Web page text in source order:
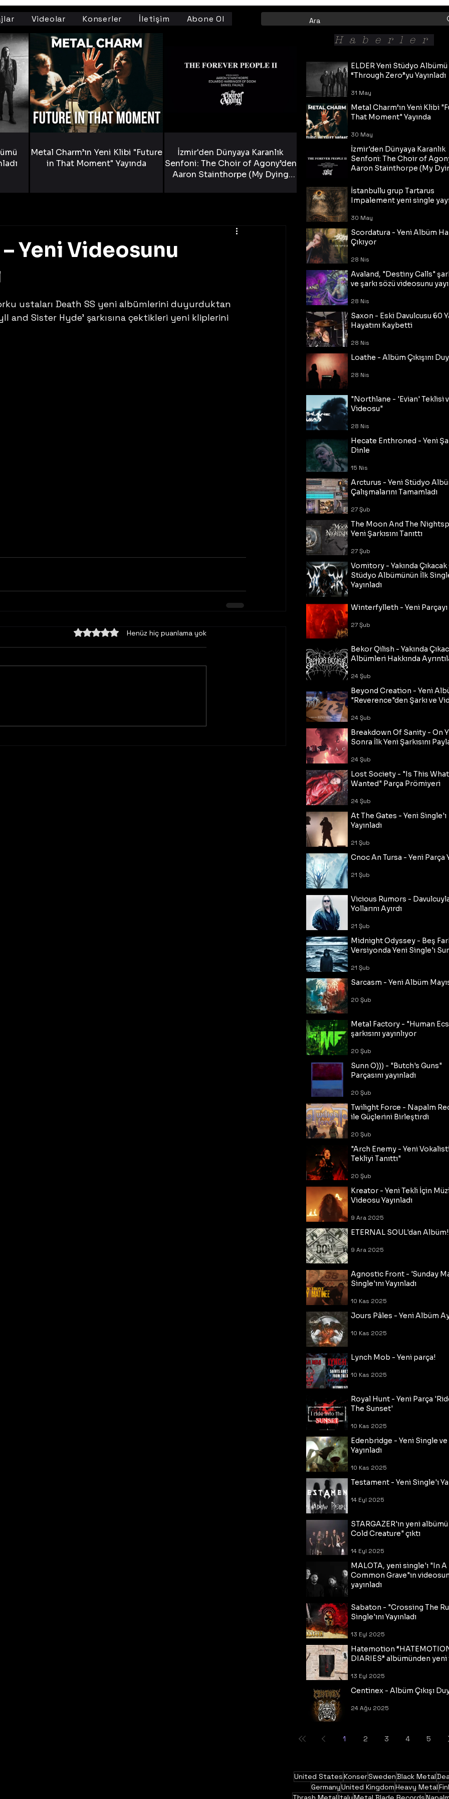
Videolar Konserler İletişim Abone Ol
– Yeni Videosunu
ustaları Death SS yeni albümlerini duyurduktan
and Sister Hyde’ şarkısına çektikleri yeni kliplerini
5 üzerinden 0 yıldızHenüz hiç puanlama yok
Metal Charm’ın Yeni Klibi "Future
in That Moment" Yayında
İzmir'den Dünyaya Karanlık
Senfoni: The Choir of Agony’den
Aaron Stainthorpe (My Dying
ELDER Yeni Stüdyo Albümü
“Through Zero”yu Yayınladı
31 May
Metal Charm’ın Yeni Klibi
That Moment" Yayında
30 May
İzmir'den Dünyaya Karanlık
Senfoni: The Choir of
Aaron Stainthorpe (My
Tekli!
30 May
İstanbullu grup Tartarus
Impalement yeni single
30 May
Scordatura - Yeni Albüm
Çıkıyor
28 Nis
Avaland, "Destiny Calls"
ve şarkı sözü videosunu
28 Nis
Saxon - Eski Davulcusu 60
Hayatını Kaybetti
28 Nis
Loathe - Albüm Çıkışını
28 Nis
"Northlane - 'Evian' Teklisi
Videosu"
28 Nis
Hecate Enthroned - Yeni
Dinle
15 Nis
Arcturus - Yeni Stüdyo
Çalışmalarını Tamamladı
27 Şub
The Moon And The
Yeni Şarkısını Tanıttı
27 Şub
Vomitory - Yakında
Stüdyo Albümünün İlk
Yayınladı
Winterfylleth - Yeni Parçayı
27 Şub
Bekor Qilish - Yakında
Albümleri Hakkında
24 Şub
Beyond Creation - Yeni
"Reverence"den Şarkı ve
24 Şub
Breakdown Of Sanity - On
Sonra İlk Yeni Şarkısını
24 Şub
Lost Society - "Is This
Wanted" Parça Prömiyeri
24 Şub
At The Gates - Yeni Single'ı
Yayınladı
21 Şub
Cnoc An Tursa - Yeni Parça
21 Şub
Vicious Rumors -
Yollarını Ayırdı
21 Şub
Midnight Odyssey - Beş
Versiyonda Yeni Single'ı
21 Şub
Sarcasm - Yeni Albüm
20 Şub
Metal Factory - "Human
şarkısını yayınlıyor
20 Şub
Sunn O))) - "Butch's Guns"
Parçasını yayınladı
20 Şub
Twilight Force - Napalm
ile Güçlerini Birleştirdi
20 Şub
"Arch Enemy - Yeni
Tekliyi Tanıttı"
20 Şub
Kreator - Yeni Tekli İçin
Videosu Yayınladı
9 Ara 2025
ETERNAL SOUL'dan Albüm!
9 Ara 2025
Agnostic Front - 'Sunday
Single'ını Yayınladı
10 Kas 2025
Jours Pâles - Yeni Albüm
10 Kas 2025
Lynch Mob - Yeni parça!
10 Kas 2025
Royal Hunt - Yeni Parça
The Sunset'
10 Kas 2025
Edenbridge - Yeni Single
Yayınladı
10 Kas 2025
Testament - Yeni Single'ı
14 Eyl 2025
STARGAZER'ın yeni
Cold Creature" çıktı
14 Eyl 2025
MALOTA, yeni single'ı "In A
Common Grave"ın
yayınladı
Sabaton - "Crossing The
Single'ını Yayınladı
13 Eyl 2025
Hatemotion
DIARIES” albümünden
13 Eyl 2025
Centinex - Albüm Çıkışı
24 Ağu 2025
1 2 3 4 5
United StatesKonserSwedenBlack Metal
GermanyUnited KingdomHeavy Metal
Haberler